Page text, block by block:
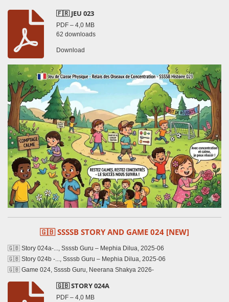
🇫🇷 JEU 023
PDF – 4,0 MB
62 downloads
Download
🇬🇧 SSSSB STORY AND GAME 024 [NEW]
🇬🇧 Story 024a-..., Ssssb Guru – Mephia Dilua, 2025-06
🇬🇧 Story 024b -..., Ssssb Guru – Mephia Dilua, 2025-06
🇬🇧 Game 024, Ssssb Guru, Neerana Shakya 2026-
🇬🇧 STORY 024A
PDF – 4,0 MB